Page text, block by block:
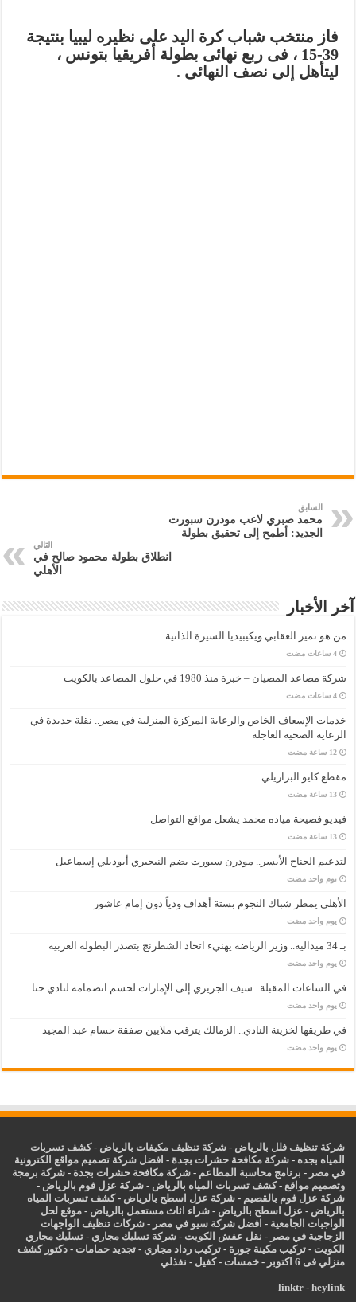
فاز منتخب شباب كرة اليد على نظيره ليبيا بنتيجة
39-15 ، فى ربع نهائى بطولة أفريقيا بتونس ،
ليتأهل إلى نصف النهائى .
السابق
محمد صبري لاعب مودرن سبورت
الجديد: أطمح إلى تحقيق بطولة
التالي
انطلاق بطولة محمود صالح في
الأهلي
آخر الأخبار
من هو نمير العقابي ويكيبيديا السيرة الذاتية
‏4 ساعات مضت
شركة مصاعد المضيان – خبرة منذ 1980 في حلول المصاعد بالكويت
‏4 ساعات مضت
خدمات الإسعاف الخاص والرعاية المركزة المنزلية في مصر.. نقلة جديدة في
الرعاية الصحية العاجلة
‏12 ساعة مضت
مقطع كايو البرازيلي
‏13 ساعة مضت
فيديو فضيحة مياده محمد يشعل مواقع التواصل
‏13 ساعة مضت
لتدعيم الجناح الأيسر.. مودرن سبورت يضم النيجيري أيوديلي إسماعيل
‏يوم واحد مضت
الأهلي يمطر شباك النجوم بستة أهداف ودياً دون إمام عاشور
‏يوم واحد مضت
بـ 34 ميدالية.. وزير الرياضة يهنيء اتحاد الشطرنج بتصدر البطولة العربية
‏يوم واحد مضت
في الساعات المقبلة.. سيف الجزيري إلى الإمارات لحسم انضمامه لنادي حتا
‏يوم واحد مضت
في طريقها لخزينة النادي.. الزمالك يترقب ملايين صفقة حسام عبد المجيد
‏يوم واحد مضت
شركة تنظيف فلل بالرياض -شركة تنظيف مكيفات بالرياض -كشف تسربات
المياه بجده -شركة مكافحة حشرات بجدة - افضل شركة تصميم مواقع الكترونية
في مصر - برنامج محاسبة المطاعم -شركة مكافحة حشرات بجدة -شركة برمجة
وتصميم مواقع -كشف تسربات المياه بالرياض -شركة عزل فوم بالرياض -
شركة عزل فوم بالقصيم -شركة عزل اسطح بالرياض -كشف تسربات المياه
بالرياض - عزل اسطح بالرياض -شراء اثاث مستعمل بالرياض - موقع لحل
الواجبات الجامعية - افضل شركة سيو في مصر -شركات تنظيف الواجهات
الزجاجية في مصر - نقل عفش الكويت -شركة تسليك مجاري -تسليك مجاري
الكويت -تركيب مكينة جورة -تركيب رداد مجاري -تجديد حمامات -دكتور كشف
منزلي فى 6 اكتوبر
-خمسات -كفيل - نفذلي
linktr- heylink